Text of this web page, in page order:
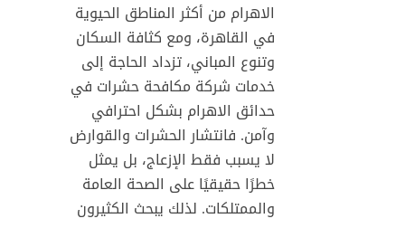
الاهرام من أكثر المناطق الحيوية
في القاهرة، ومع كثافة السكان
وتنوع المباني، تزداد الحاجة إلى
خدمات شركة مكافحة حشرات في
حدائق الاهرام بشكل احترافي
وآمن. فانتشار الحشرات والقوارض
لا يسبب فقط الإزعاج، بل يمثل
خطرًا حقيقيًا على الصحة العامة
والممتلكات. لذلك يبحث الكثيرون